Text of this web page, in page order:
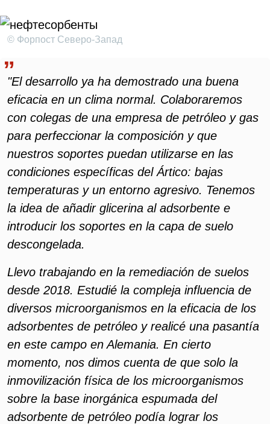
© Форпост Северо-Запад
"El desarrollo ya ha demostrado una buena
eficacia en un clima normal. Colaboraremos
con colegas de una empresa de petróleo y gas
para perfeccionar la composición y que
nuestros soportes puedan utilizarse en las
condiciones específicas del Ártico: bajas
temperaturas y un entorno agresivo. Tenemos
la idea de añadir glicerina al adsorbente e
introducir los soportes en la capa de suelo
descongelada.
Llevo trabajando en la remediación de suelos
desde 2018. Estudié la compleja influencia de
diversos microorganismos en la eficacia de los
adsorbentes de petróleo y realicé una pasantía
en este campo en Alemania. En cierto
momento, nos dimos cuenta de que solo la
inmovilización física de los microorganismos
sobre la base inorgánica espumada del
adsorbente de petróleo podía lograr los